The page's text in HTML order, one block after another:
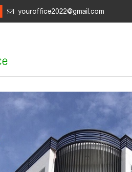
youroffice2022@gmail.com